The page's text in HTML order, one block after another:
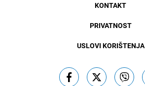
KONTAKT
PRIVATNOST
USLOVI KORIŠTENJA